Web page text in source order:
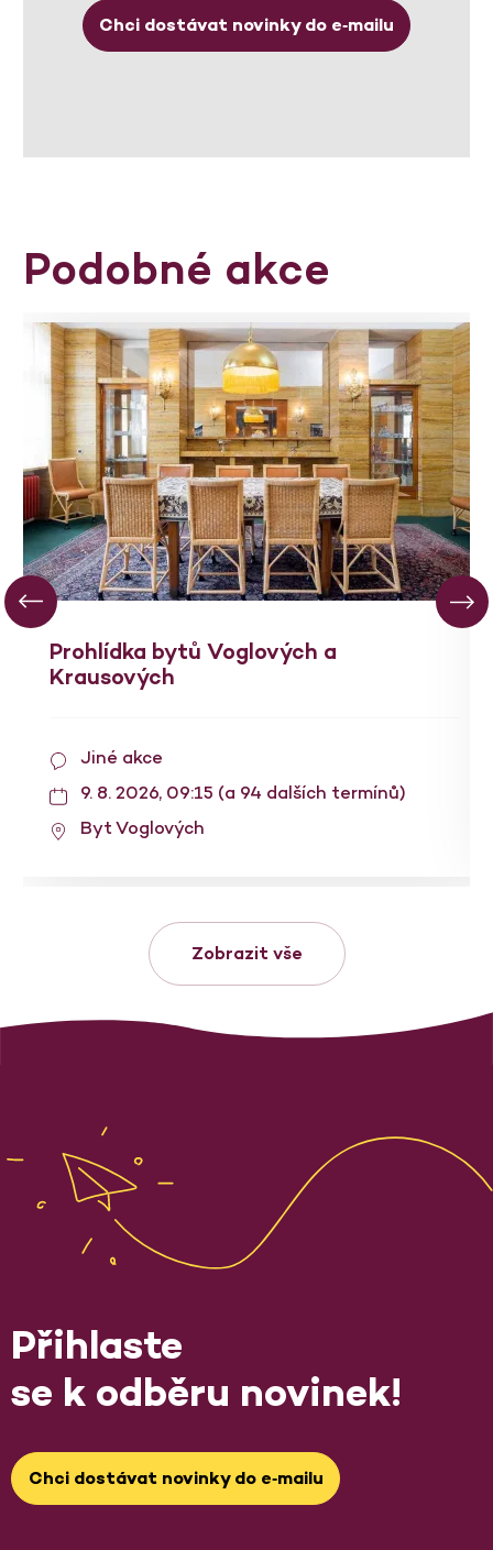
Chci dostávat novinky do e‑mailu
Podobné akce
Prohlídka bytů Voglových a
Krausových
Jiné akce
9. 8. 2026, 09:15 (a 94 dalších termínů)
Byt Voglových
Zobrazit vše
Přihlaste
se k odběru novinek!
Chci dostávat novinky do e‑mailu